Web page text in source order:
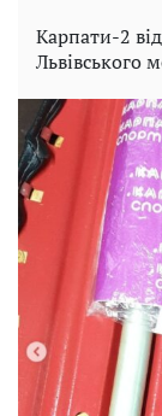
Карпати-2
Львівського